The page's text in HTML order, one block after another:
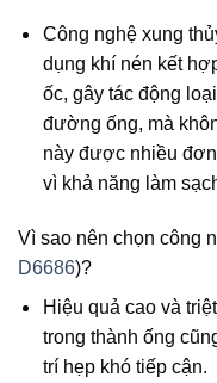
Công nghệ xung
dụng khí nén kết
ốc, gây tác động
đường ống, mà
này được nhiều
vì khả năng làm
Vì sao nên chọn công
D6686)?
Hiệu quả cao và
trong thành ống
trí hẹp khó tiếp cận.